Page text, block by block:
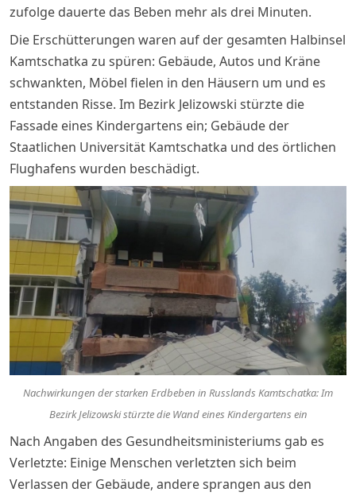
zufolge dauerte das Beben mehr als drei Minuten.
Die Erschütterungen waren auf der gesamten Halbinsel
Kamtschatka zu spüren: Gebäude, Autos und Kräne
schwankten, Möbel fielen in den Häusern um und es
entstanden Risse. Im Bezirk Jelizowski stürzte die
Fassade eines Kindergartens ein; Gebäude der
Staatlichen Universität Kamtschatka und des örtlichen
Flughafens wurden beschädigt.
Nachwirkungen der starken Erdbeben in Russlands Kamtschatka: Im
Bezirk Jelizowski stürzte die Wand eines Kindergartens ein
Nach Angaben des Gesundheitsministeriums gab es
Verletzte: Einige Menschen verletzten sich beim
Verlassen der Gebäude, andere sprangen aus den